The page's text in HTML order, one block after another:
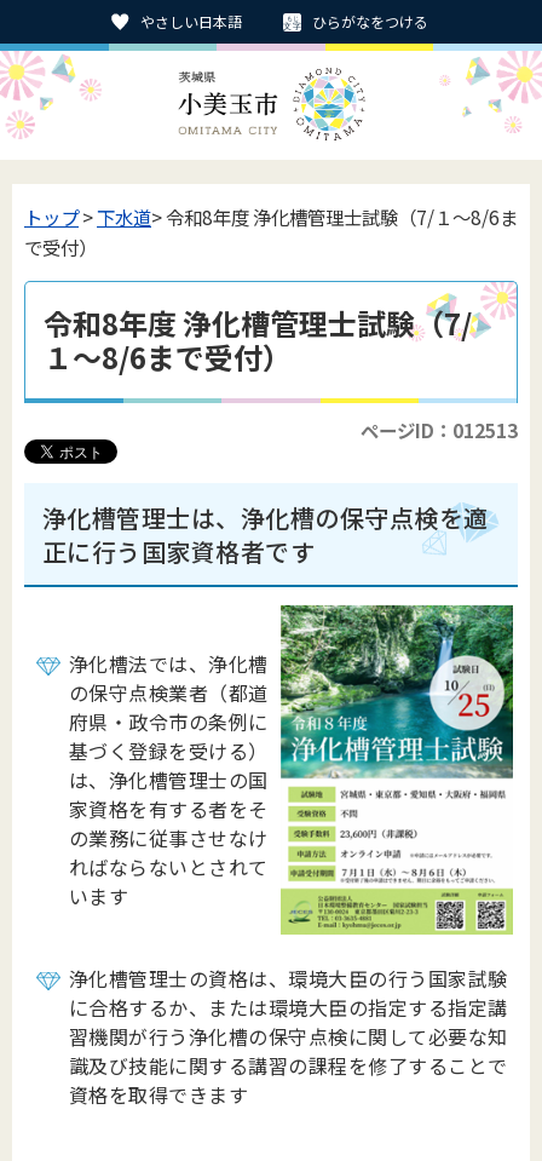
やさしい日本語 ひらがなをつける
トップ>下水道> 令和8年度 浄化槽管理士試験（7/１～8/6ま
で受付）
令和8年度 浄化槽管理士試験（7/
１～8/6まで受付）
ページID：012513
浄化槽管理士は、浄化槽の保守点検を適
正に行う国家資格者です
浄化槽法では、浄化槽
の保守点検業者（都道
府県・政令市の条例に
基づく登録を受ける）
は、浄化槽管理士の国
家資格を有する者をそ
の業務に従事させなけ
ればならないとされて
います
浄化槽管理士の資格は、環境大臣の行う国家試験
に合格するか、または環境大臣の指定する指定講
習機関が行う浄化槽の保守点検に関して必要な知
識及び技能に関する講習の課程を修了することで
資格を取得できます